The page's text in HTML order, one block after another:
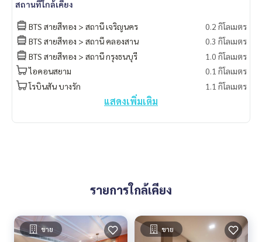
conic
#propertytown
สถานที่ใกล้เคียง
BTS สายสีทอง > สถานี เจริญนคร
0.2 กิโลเมตร
BTS สายสีทอง > สถานี คลองสาน
0.3 กิโลเมตร
BTS สายสีทอง > สถานี กรุงธนบุรี
1.0 กิโลเมตร
ไอคอนสยาม
0.1 กิโลเมตร
โรบินสัน บางรัก
1.1 กิโลเมตร
แสดงเพิ่มเติม
รายการใกล้เคียง
ขาย ขาย